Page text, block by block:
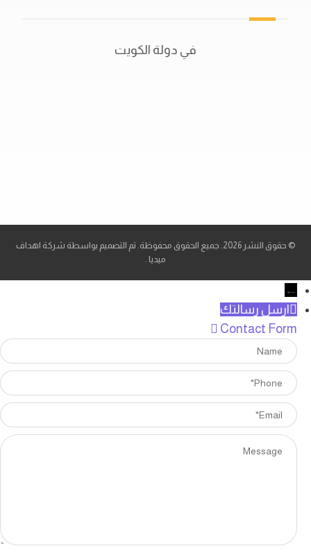
في دولة الكويت
© حقوق النشر 2026. جميع الحقوق محفوظة. تم التصميم بواسطة شركة
اهداف
ميديا .
←
ارسل رسالتك
Contact Form
Name
Phone
Email
Message